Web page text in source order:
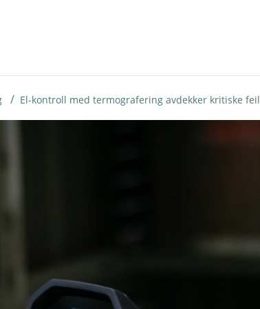
El-kontroll med termografering avdekker kritiske feil